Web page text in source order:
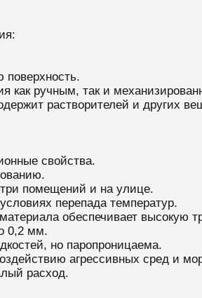
поверхность.
как ручным, так и
растворителей и других
свойства.
помещений и на улице.
перепада температур.
обеспечивает высокую
0,2 мм.
но паропроницаема.
агрессивных сред и
расход.